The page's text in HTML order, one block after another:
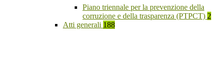
Piano triennale per la prevenzione della
corruzione e della trasparenza (PTPCT) 2
Atti generali 188